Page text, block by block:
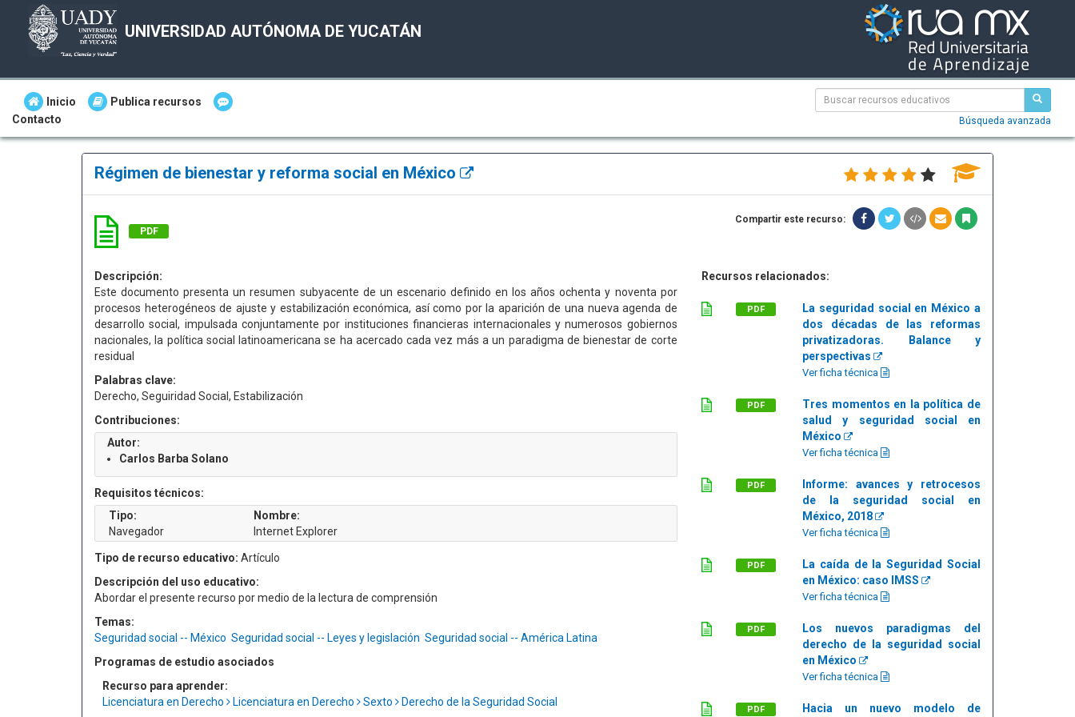
UNIVERSIDAD AUTÓNOMA DE YUCATÁN
Inicio
Publica recursos
Contacto
Búsqueda avanzada
Régimen de bienestar y reforma social en México
PDF
Compartir este recurso:
Descripción:
Este documento presenta un resumen subyacente de un escenario definido en los años ochenta y noventa por
procesos heterogéneos de ajuste y estabilización económica, así como por la aparición de una nueva agenda de
desarrollo social, impulsada conjuntamente por instituciones financieras internacionales y numerosos gobiernos
nacionales, la política social latinoamericana se ha acercado cada vez más a un paradigma de bienestar de corte
residual
Palabras clave:
Derecho, Seguiridad Social, Estabilización
Contribuciones:
Autor:
Carlos Barba Solano
Requisitos técnicos:
Tipo:
Navegador
Nombre:
Internet Explorer
Tipo de recurso educativo: Artículo
Descripción del uso educativo:
Abordar el presente recurso por medio de la lectura de comprensión
Temas:
Seguridad social -- México Seguridad social -- Leyes y legislación Seguridad social -- América Latina
Programas de estudio asociados
Recurso para aprender:
Licenciatura en Derecho
Licenciatura en Derecho Sexto Derecho de la Seguridad Social
Recursos relacionados:
PDF
La seguridad social en México a
dos décadas de las reformas
privatizadoras. Balance y
perspectivas
Ver ficha técnica
PDF
Tres momentos en la política de
salud y seguridad social en
México
Ver ficha técnica
PDF
Informe: avances y retrocesos
de la seguridad social en
México, 2018
Ver ficha técnica
PDF
La caída de la Seguridad Social
en México: caso IMSS
Ver ficha técnica
PDF
Los nuevos paradigmas del
derecho de la seguridad social
en México
Ver ficha técnica
PDF Hacia un nuevo modelo de